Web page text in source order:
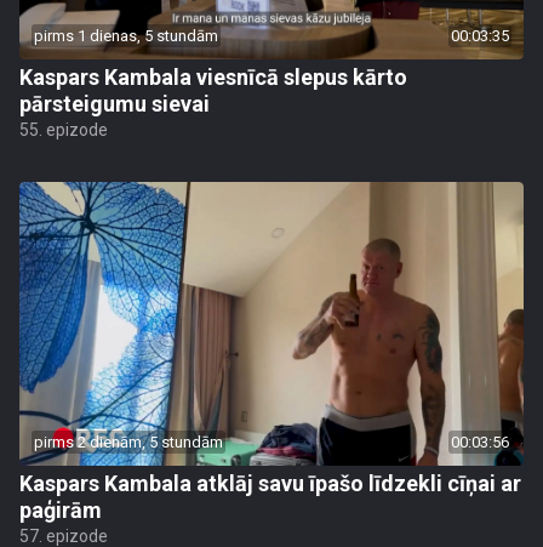
pirms 1 dienas, 5 stundām 00:03:35
Kaspars Kambala viesnīcā slepus kārto
pārsteigumu sievai
55. epizode
pirms 2 dienām, 5 stundām 00:03:56
Kaspars Kambala atklāj savu īpašo līdzekli cīņai ar
paģirām
57. epizode